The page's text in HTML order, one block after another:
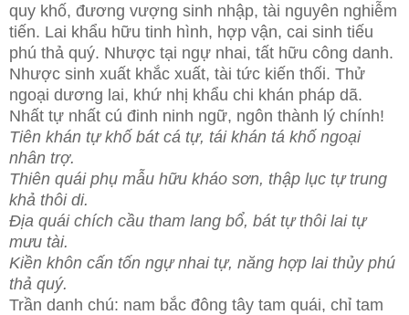
quy khố, đương vượng sinh nhập, tài nguyên nghiễm
tiến. Lai khẩu hữu tinh hình, hợp vận, cai sinh tiếu
phú thả quý. Nhược tại ngự nhai, tất hữu công danh.
Nhược sinh xuất khắc xuất, tài tức kiến thối. Thử
ngoại dương lai, khứ nhị khẩu chi khán pháp dã.
Nhất tự nhất cú đinh ninh ngữ, ngôn thành lý chính!
Tiên khán tự khố bát cá tự, tái khán tá khố ngoại
nhân trợ.
Thiên quái phụ mẫu hữu kháo sơn, thập lục tự trung
khả thôi di.
Địa quái chích cầu tham lang bổ, bát tự thôi lai tự
mưu tài.
Kiền khôn cấn tốn ngự nhai tự, năng hợp lai thủy phú
thả quý.
Trần danh chú: nam bắc đông tây tam quái, chỉ tam